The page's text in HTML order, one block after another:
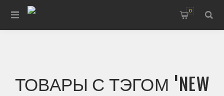
0
ТОВАРЫ С ТЭГОМ 'NEW